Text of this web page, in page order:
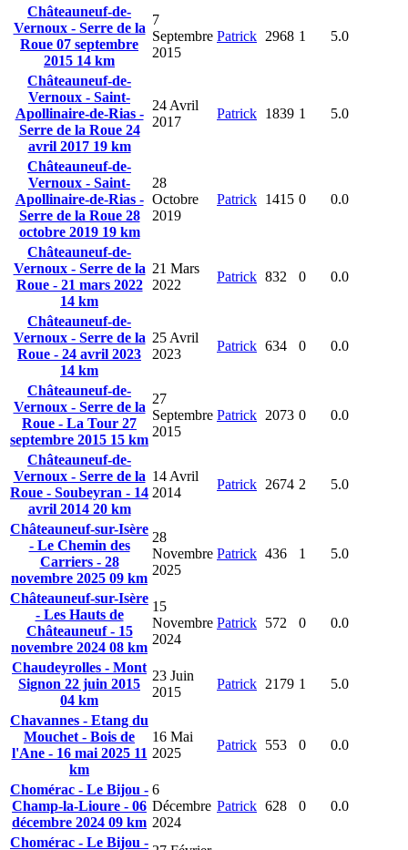
Châteauneuf-de-
Vernoux - Serre de la
Roue 07 septembre
2015 14 km
7
Septembre
2015
Patrick 2968 1 5.0
Châteauneuf-de-
Vernoux - Saint-
Apollinaire-de-Rias -
Serre de la Roue 24
avril 2017 19 km
24 Avril
2017
Patrick 1839 1 5.0
Châteauneuf-de-
Vernoux - Saint-
Apollinaire-de-Rias -
Serre de la Roue 28
octobre 2019 19 km
28
Octobre
2019
Patrick 1415 0 0.0
Châteauneuf-de-
Vernoux - Serre de la
Roue - 21 mars 2022
14 km
21 Mars
2022
Patrick 832 0 0.0
Châteauneuf-de-
Vernoux - Serre de la
Roue - 24 avril 2023
14 km
25 Avril
2023
Patrick 634 0 0.0
Châteauneuf-de-
Vernoux - Serre de la
Roue - La Tour 27
septembre 2015 15 km
27
Septembre
2015
Patrick 2073 0 0.0
Châteauneuf-de-
Vernoux - Serre de la
Roue - Soubeyran - 14
avril 2014 20 km
14 Avril
2014
Patrick 2674 2 5.0
Châteauneuf-sur-Isère
- Le Chemin des
Carriers - 28
novembre 2025 09 km
28
Novembre
2025
Patrick 436 1 5.0
Châteauneuf-sur-Isère
- Les Hauts de
Châteauneuf - 15
novembre 2024 08 km
15
Novembre
2024
Patrick 572 0 0.0
Chaudeyrolles - Mont
Signon 22 juin 2015
04 km
23 Juin
2015
Patrick 2179 1 5.0
Chavannes - Etang du
Mouchet - Bois de
l'Ane - 16 mai 2025 11
km
16 Mai
2025
Patrick 553 0 0.0
Chomérac - Le Bijou -
Champ-la-Lioure - 06
décembre 2024 09 km
6
Décembre
2024
Patrick 628 0 0.0
Chomérac - Le Bijou -